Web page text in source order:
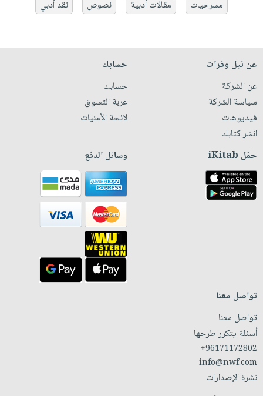
مسرحيات
مقالات أدبية نصوص نقد أدبي
عن نيل وفرات
عن الشركة
سياسة الشركة
فيديوهات
انشر كتابك
حسابك
حسابك
عربة التسوق
لائحة الأمنيات
حمّل iKitab وسائل الدفع
تواصل معنا
تواصل معنا
أسئلة يتكرر طرحها
+96171172802
info@nwf.com
نشرة الإصدارات